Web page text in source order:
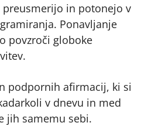
preusmerijo in potonejo v
Ponavljanje
povzroči globoke
podpornih afirmacij, ki si
v dnevu in med
jih samemu sebi.